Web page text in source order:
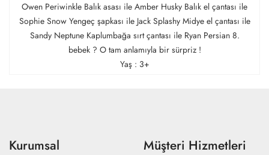
Owen Periwinkle Balık asası ile Amber Husky Balık el çantası ile
Sophie Snow Yengeç şapkası ile Jack Splashy Midye el çantası ile
Sandy Neptune Kaplumbağa sırt çantası ile Ryan Persian 8.
bebek ? O tam anlamıyla bir sürpriz !
Yaş : 3+
Kurumsal Müşteri Hizmetleri